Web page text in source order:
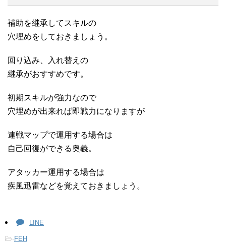
補助を継承してスキルの
穴埋めをしておきましょう。
回り込み、入れ替えの
継承がおすすめです。
初期スキルが強力なので
穴埋めが出来れば即戦力になりますが
連戦マップで運用する場合は
自己回復ができる奥義。
アタッカー運用する場合は
疾風迅雷などを覚えておきましょう。
LINE
-FEH